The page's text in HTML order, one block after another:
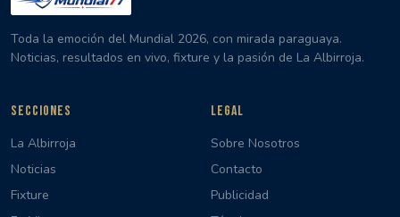
Toda la emoción del Mundial 2026, con mirada paraguaya.
Noticias, resultados en vivo, fixture y la pasión de La Albirroja.
SECCIONES
La Albirroja
Noticias
Fixture
LEGAL
Sobre Nosotros
Contacto
Publicidad